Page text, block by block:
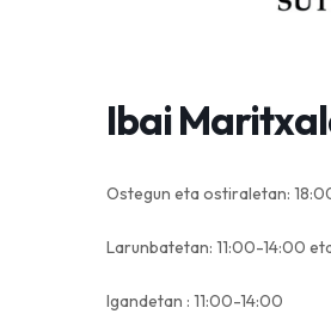
Ibai
Ostegun eta ostiraletan:
Larunbatetan: 11:00-14:00
Igandetan : 11:00-14:00